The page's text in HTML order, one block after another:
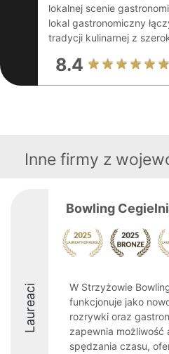
lokalnej scenie
lokal gastronomiczny
tradycji kulinarnej z
8.4
Inne firmy z
Laureaci
Bowling
W Strzyżowie
funkcjonuje jako
rozrywki oraz
zapewnia możliwość
spędzania czasu,